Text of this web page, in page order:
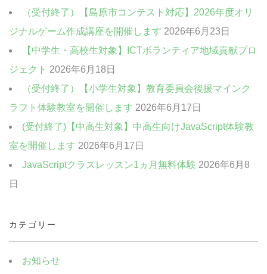
（受付終了）【島原市コンテスト対応】2026年度オリ
ジナルゲーム作成講座を開催します 2026年6月23日
【中学生・高校生対象】ICTボランティア地域貢献プロ
ジェクト 2026年6月18日
（受付終了）【小学生対象】教育委員会後援マインク
ラフト体験教室を開催します 2026年6月17日
(受付終了)【中高生対象】中高生向けJavaScript体験教
室を開催します 2026年6月17日
JavaScriptクラスレッスン1ヵ月無料体験 2026年6月8
日
カテゴリー
お知らせ